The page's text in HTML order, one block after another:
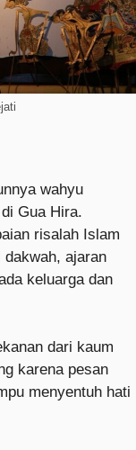
wahyu
Gua Hira.
risalah Islam
dakwah, ajaran
keluarga dan
dari kaum
karena pesan
menyentuh hati